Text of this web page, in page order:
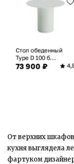
Стол обеденный
Type D 100 б...
73 900 ₽
От верхних
кухня выглядела
фартуком